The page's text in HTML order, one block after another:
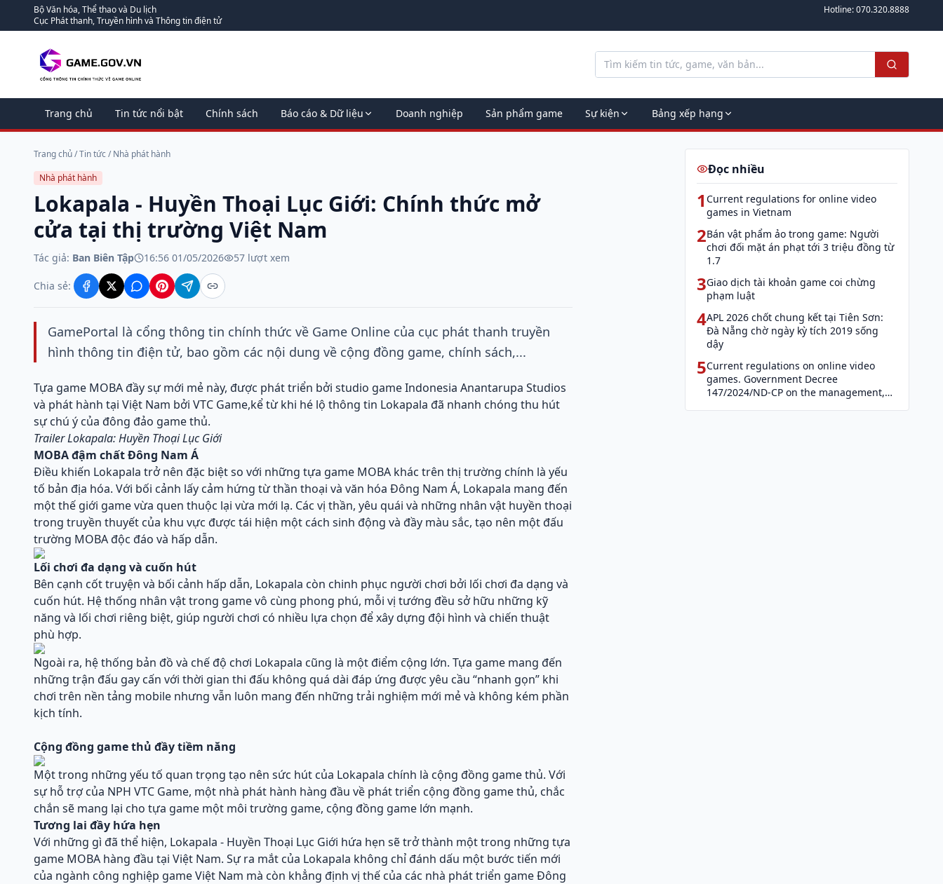
Bộ Văn hóa, Thể thao và Du lịch
Cục Phát thanh, Truyền hình và Thông tin điện tử
Hotline:070.320.8888
Trang chủ Tin tức nổi bật Chính sách Báo cáo & Dữ liệu Doanh nghiệp Sản phẩm game Sự kiện Bảng xếp hạng
Trang chủ/Tin tức/ Nhà phát hành
Nhà phát hành
Lokapala - Huyền Thoại Lục Giới: Chính thức mở
cửa tại thị trường Việt Nam
Tác giả: Ban Biên Tập 16:56 01/05/2026 57 lượt xem
Chia sẻ:
GamePortal là cổng thông tin chính thức về Game Online của cục phát thanh truyền
hình thông tin điện tử, bao gồm các nội dung về cộng đồng game, chính sách,...
Tựa game MOBA đầy sự mới mẻ này, được phát triển bởi studio game Indonesia Anantarupa Studios
và phát hành tại Việt Nam bởi VTC Game,kể từ khi hé lộ thông tin Lokapala đã nhanh chóng thu hút
sự chú ý của đông đảo game thủ.
Trailer Lokapala: Huyền Thoại Lục Giới
MOBA đậm chất Đông Nam Á
Điều khiến Lokapala trở nên đặc biệt so với những tựa game MOBA khác trên thị trường chính là yếu
tố bản địa hóa. Với bối cảnh lấy cảm hứng từ thần thoại và văn hóa Đông Nam Á, Lokapala mang đến
một thế giới game vừa quen thuộc lại vừa mới lạ. Các vị thần, yêu quái và những nhân vật huyền thoại
trong truyền thuyết của khu vực được tái hiện một cách sinh động và đầy màu sắc, tạo nên một đấu
trường MOBA độc đáo và hấp dẫn.
Lối chơi đa dạng và cuốn hút
Bên cạnh cốt truyện và bối cảnh hấp dẫn, Lokapala còn chinh phục người chơi bởi lối chơi đa dạng và
cuốn hút. Hệ thống nhân vật trong game vô cùng phong phú, mỗi vị tướng đều sở hữu những kỹ
năng và lối chơi riêng biệt, giúp người chơi có nhiều lựa chọn để xây dựng đội hình và chiến thuật
phù hợp.
Ngoài ra, hệ thống bản đồ và chế độ chơi Lokapala cũng là một điểm cộng lớn. Tựa game mang đến
những trận đấu gay cấn với thời gian thi đấu không quá dài đáp ứng được yêu cầu “nhanh gọn” khi
chơi trên nền tảng mobile nhưng vẫn luôn mang đến những trải nghiệm mới mẻ và không kém phần
kịch tính.
Cộng đồng game thủ đầy tiềm năng
Một trong những yếu tố quan trọng tạo nên sức hút của Lokapala chính là cộng đồng game thủ. Với
sự hỗ trợ của NPH VTC Game, một nhà phát hành hàng đầu về phát triển cộng đồng game thủ, chắc
chắn sẽ mang lại cho tựa game một môi trường game, cộng đồng game lớn mạnh.
Tương lai đầy hứa hẹn
Với những gì đã thể hiện, Lokapala - Huyền Thoại Lục Giới hứa hẹn sẽ trở thành một trong những tựa
game MOBA hàng đầu tại Việt Nam. Sự ra mắt của Lokapala không chỉ đánh dấu một bước tiến mới
của ngành công nghiệp game Việt Nam mà còn khẳng định vị thế của các nhà phát triển game Đông
Đọc nhiều
1 Current regulations for online video
games in Vietnam
2Bán vật phẩm ảo trong game: Người
chơi đối mặt án phạt tới 3 triệu đồng từ
1.7
3Giao dịch tài khoản game coi chừng
phạm luật
4APL 2026 chốt chung kết tại Tiên Sơn:
Đà Nẵng chờ ngày kỳ tích 2019 sống
dậy
5Current regulations on online video
games. Government Decree
147/2024/ND-CP on the management,